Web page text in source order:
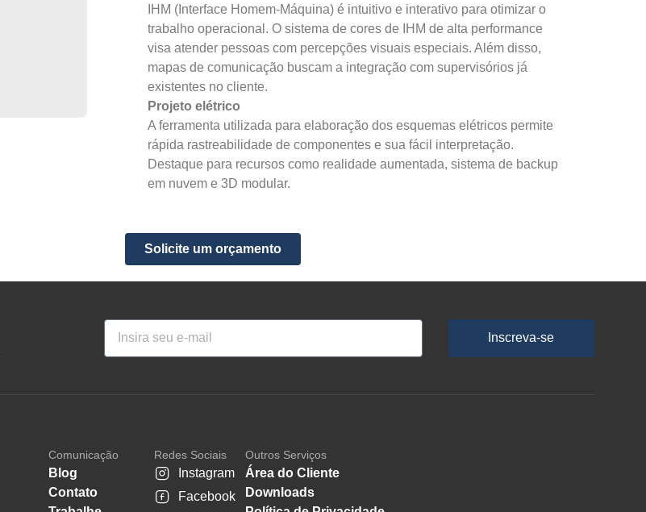
IHM (Interface Homem-Máquina) é intuitivo e interativo para otimizar o
trabalho operacional. O sistema de cores de IHM de alta performance
visa atender pessoas com percepções visuais especiais. Além disso,
mapas de comunicação buscam a integração com supervisórios já
existentes no cliente.
Projeto elétrico
A ferramenta utilizada para elaboração dos esquemas elétricos permite
rápida rastreabilidade de componentes e sua fácil interpretação.
Destaque para recursos como realidade aumentada, sistema de backup
em nuvem e 3D modular.
Solicite um orçamento
Inscreva-se
Comunicação
Blog
Contato
Redes Sociais
Instagram
Facebook
Outros Serviços
Área do Cliente
Downloads